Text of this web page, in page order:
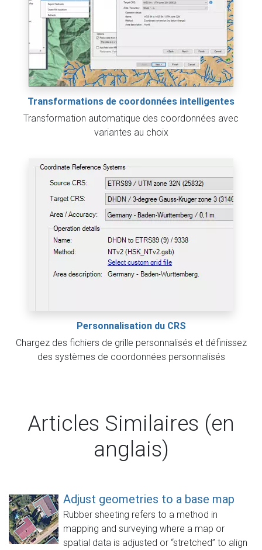
Transformations de coordonnées intelligentes
Transformation automatique des coordonnées avec
variantes au choix
Personnalisation du CRS
Chargez des fichiers de grille personnalisés et définissez
des systèmes de coordonnées personnalisés
Articles Similaires (en
anglais)
Adjust geometries to a base map
Rubber sheeting refers to a method in
mapping and surveying where a map or
spatial data is adjusted or “stretched” to align